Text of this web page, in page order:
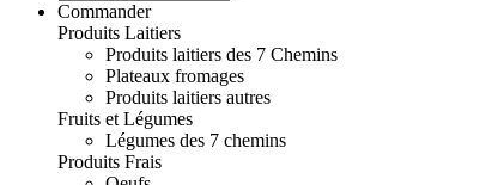
Commander
Produits Laitiers
Produits laitiers des 7 Chemins
Plateaux fromages
Produits laitiers autres
Fruits et Légumes
Légumes des 7 chemins
Produits Frais